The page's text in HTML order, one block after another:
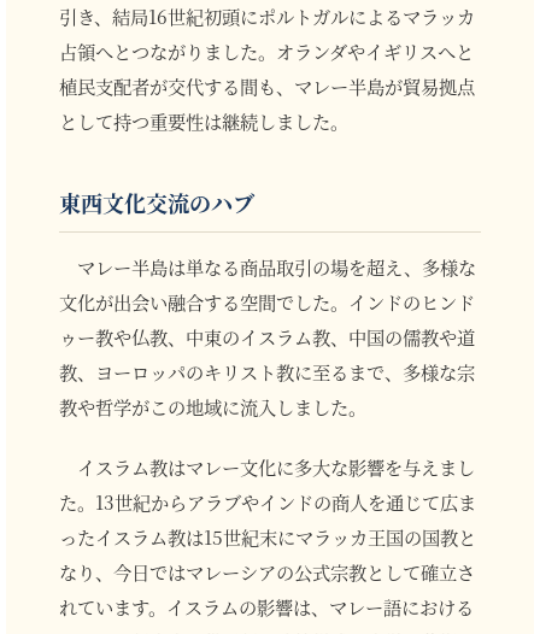
引き、結局16世紀初頭にポルトガルによるマラッカ
占領へとつながりました。オランダやイギリスへと
植民支配者が交代する間も、マレー半島が貿易拠点
として持つ重要性は継続しました。
東西文化交流のハブ
マレー半島は単なる商品取引の場を超え、多様な
文化が出会い融合する空間でした。インドのヒンド
ゥー教や仏教、中東のイスラム教、中国の儒教や道
教、ヨーロッパのキリスト教に至るまで、多様な宗
教や哲学がこの地域に流入しました。
イスラム教はマレー文化に多大な影響を与えまし
た。13世紀からアラブやインドの商人を通じて広ま
ったイスラム教は15世紀末にマラッカ王国の国教と
なり、今日ではマレーシアの公式宗教として確立さ
れています。イスラムの影響は、マレー語における